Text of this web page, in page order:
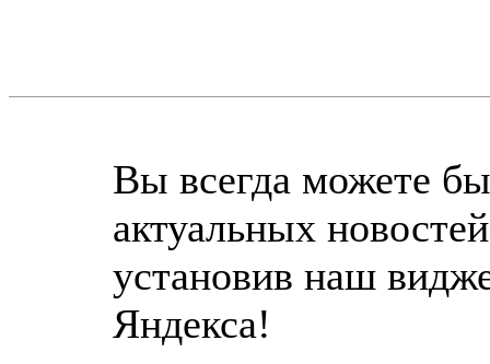
Вы всегда можете
актуальных
установив наш
Яндекса!